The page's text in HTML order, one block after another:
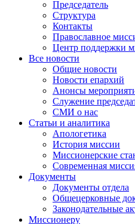
Председатель
Структура
Контакты
Православное
Центр поддержки
Все новости
Общие новости
Новости епархий
Анонсы
Служение
СМИ о нас
Статьи и аналитика
Апологетика
История миссии
Миссионерские
Современная
Документы
Документы отдела
Общецерковные
Законодательные
Миссионеру